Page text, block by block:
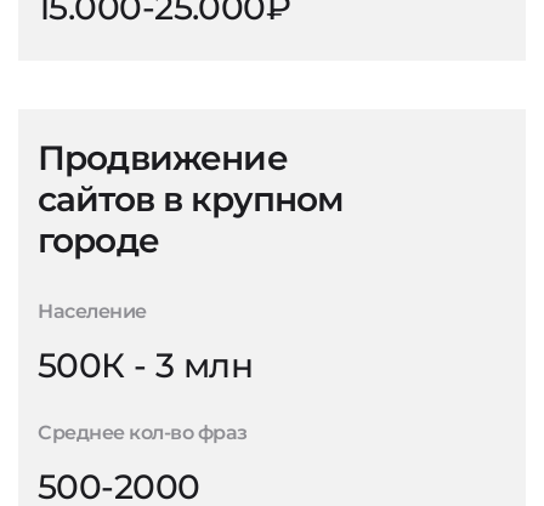
Продвижение
сайтов в крупном
городе
Население
500К - 3 млн
Среднее кол-во фраз
500-2000